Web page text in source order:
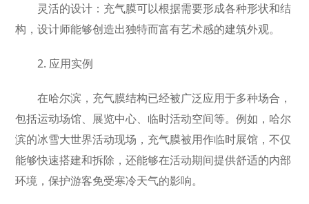
灵活的设计：充气膜可以根据需要形成各种形状和结
构，设计师能够创造出独特而富有艺术感的建筑外观。
2. 应用实例
在哈尔滨，充气膜结构已经被广泛应用于多种场合，
包括运动场馆、展览中心、临时活动空间等。例如，哈尔
滨的冰雪大世界活动现场，充气膜被用作临时展馆，不仅
能够快速搭建和拆除，还能够在活动期间提供舒适的内部
环境，保护游客免受寒冷天气的影响。